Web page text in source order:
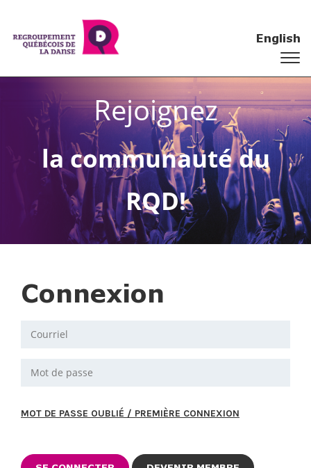
English
Rejoignez
la communauté du
RQD!
Connexion
MOT DE PASSE OUBLIÉ / PREMIÈRE CONNEXION